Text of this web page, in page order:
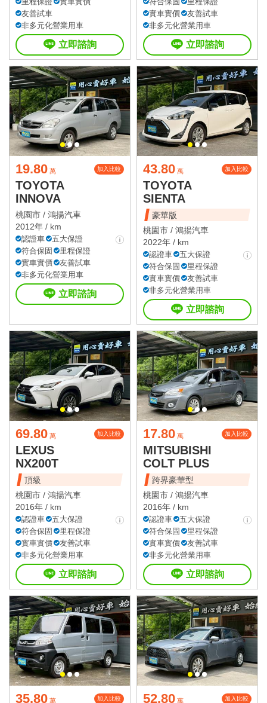
友善試車
非多元化營業用車
立即諮詢
實車實價
友善試車
非多元化營業用車
立即諮詢
19.80 萬 加入比較
TOYOTA
INNOVA
桃園市 / 鴻揚汽車
2012年 / km
認證車
五大保證
符合保固
里程保證
實車實價
友善試車
非多元化營業用車
立即諮詢
43.80 萬 加入比較
TOYOTA
SIENTA
豪華版
桃園市 / 鴻揚汽車
2022年 / km
認證車
五大保證
符合保固
里程保證
實車實價
友善試車
非多元化營業用車
立即諮詢
69.80 萬 加入比較
LEXUS
NX200T
頂級
桃園市 / 鴻揚汽車
2016年 / km
認證車
五大保證
符合保固
里程保證
實車實價
友善試車
非多元化營業用車
立即諮詢
17.80 萬 加入比較
MITSUBISHI
COLT PLUS
跨界豪華型
桃園市 / 鴻揚汽車
2016年 / km
認證車
五大保證
符合保固
里程保證
實車實價
友善試車
非多元化營業用車
立即諮詢
35.80 萬 加入比較 52.80 萬 加入比較